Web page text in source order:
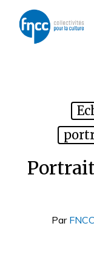
main
content
Par FNCC
Panneau de gestion